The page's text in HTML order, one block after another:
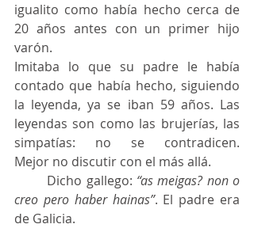
igualito como había hecho cerca de
20 años antes con un primer hijo
varón.
Imitaba lo que su padre le había
contado que había hecho, siguiendo
la leyenda, ya se iban 59 años. Las
leyendas son como las brujerías, las
simpatías: no se contradicen.
Mejor no discutir con el más allá.
	Dicho gallego:
“as meigas? non o
creo pero haber hainas”. El padre era
de Galicia.